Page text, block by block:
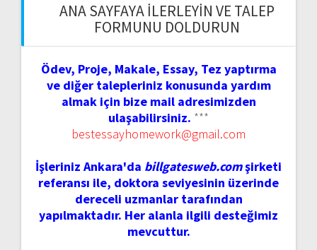
ANA SAYFAYA İLERLEYIN VE TALEP
FORMUNU DOLDURUN
Ödev, Proje, Makale, Essay, Tez yaptırma
ve diğer talepleriniz konusunda yardım
almak için bize mail adresimizden
ulaşabilirsiniz. ***
bestessayhomework@gmail.com
İşleriniz Ankara'da billgatesweb.comşirketi
referansı ile, doktora seviyesinin üzerinde
dereceli uzmanlar tarafından
yapılmaktadır. Her alanla ilgili desteğimiz
mevcuttur.